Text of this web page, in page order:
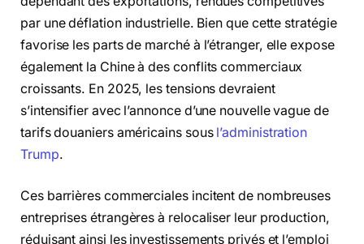
par une déflation industrielle. Bien que cette stratégie
favorise les parts de marché à l’étranger, elle expose
également la Chine à des conflits commerciaux
croissants. En 2025, les tensions devraient
s’intensifier avec l’annonce d’une nouvelle vague de
tarifs douaniers américains sous l’administration
Trump.
Ces barrières commerciales incitent de nombreuses
entreprises étrangères à relocaliser leur production,
réduisant ainsi les investissements privés et l’emploi